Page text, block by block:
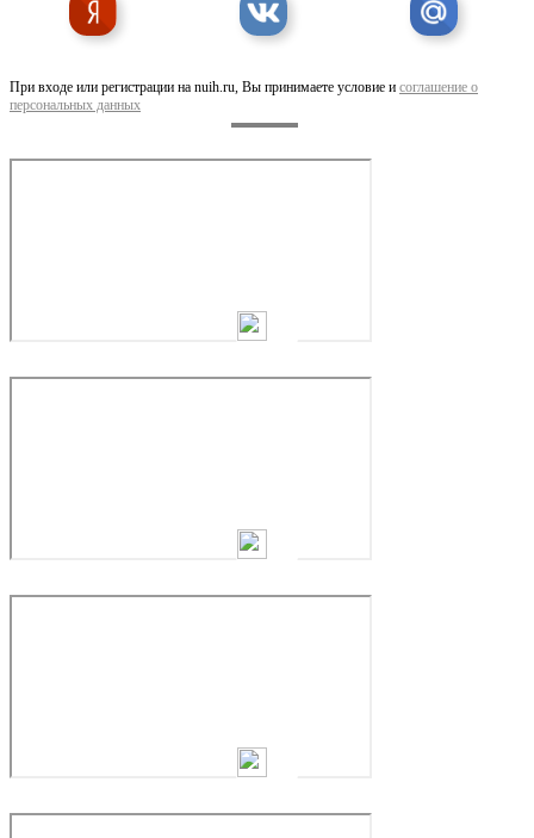
При входе или регистрации на nuih.ru, Вы принимаете условие и соглашение о
персональных данных